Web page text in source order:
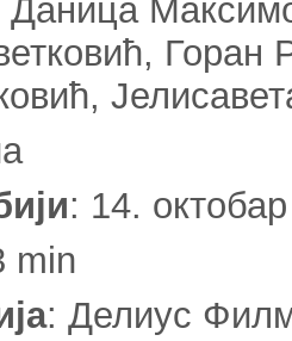
Горан
: 14.
min
: Делиус